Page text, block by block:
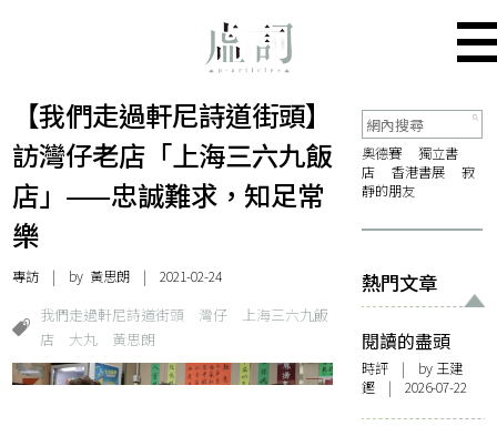
【我們走過軒尼詩道街頭】
訪灣仔老店「上海三六九飯
店」——忠誠難求，知足常
樂
專訪 | by 黃思朗 | 2021-02-24
我們走過軒尼詩道街頭 灣仔
上海三六九飯
店
大丸 黃思朗
奧德賽
獨立書
店
香港書展
寂
靜的朋友
熱門文章
閱讀的盡頭
時評 | by 王建
鏗 | 2026-07-22